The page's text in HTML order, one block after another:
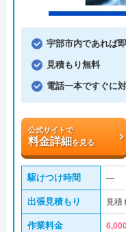
宇部市内であれば
見積もり無料
電話一本ですぐに
公式サイトで
料金詳細を見る
駆けつけ時間 ―
出張見積もり 見積
作業料金